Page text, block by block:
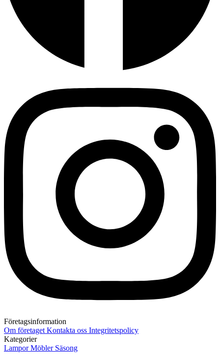
Företagsinformation
Om företaget Kontakta oss Integritetspolicy
Kategorier
LamporMöbler Säsong